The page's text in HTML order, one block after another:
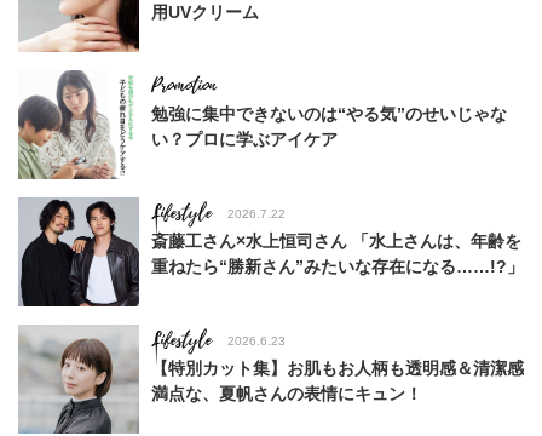
用UVクリーム
勉強に集中できないのは“やる気”のせいじゃな
い？プロに学ぶアイケア
Lifestyle 2026.7.22
斎藤工さん×水上恒司さん 「水上さんは、年齢を
重ねたら“勝新さん”みたいな存在になる……!?」
Lifestyle 2026.6.23
【特別カット集】お肌もお人柄も透明感＆清潔感
満点な、夏帆さんの表情にキュン！